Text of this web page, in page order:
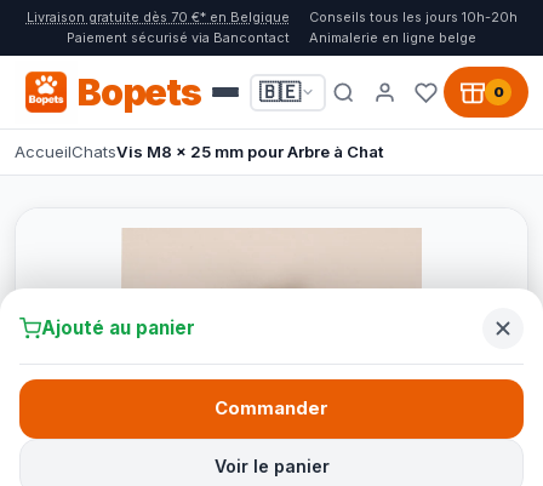
Livraison gratuite dès 70 €* en Belgique
Conseils tous les jours 10h-20h
Paiement sécurisé via Bancontact
Animalerie en ligne belge
Bopets 🇧🇪 0
AccueilChatsVis M8 x 25 mm pour Arbre à Chat
Ajouté au panier
Voir le panier
Commander